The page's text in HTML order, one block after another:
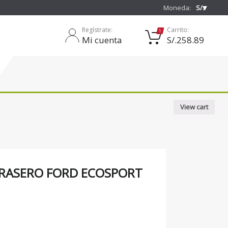
Moneda: S/.
Regístrate:
Mi cuenta
Carrito:
1
S/.258.89
View cart
FORD ECOSPORT